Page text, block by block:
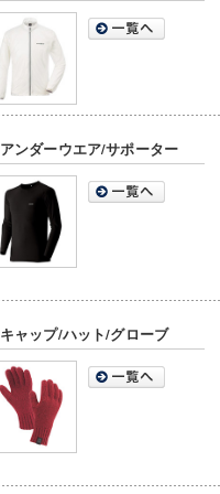
アンダーウエア/サポーター
キャップ/ハット/グローブ